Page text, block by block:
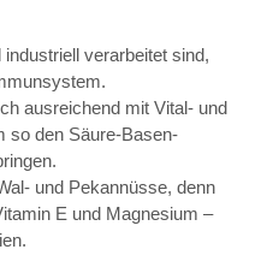
verarbeitet sind,
ausreichend mit Vital- und
so den Säure-Basen-
und Pekannüsse, denn
E und Magnesium –